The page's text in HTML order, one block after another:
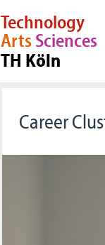
Technology
ArtsSciences
TH Köln
Career